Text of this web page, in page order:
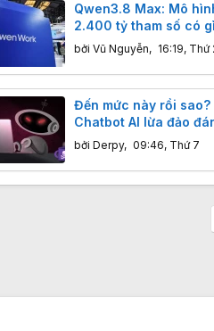
Qwen3.8 Max: Mô
2.400 tỷ tham số có
biệt?
bởi Vũ Nguyễn, 16:19, Thứ
Đến mức này rồi sao?
Chatbot AI lừa đảo
hơn cả con người, nạn
dễ sập bẫy hơn.
bởi Derpy, 09:46, Thứ 7